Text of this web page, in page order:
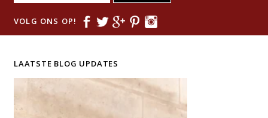
VOLG ONS OP!
LAATSTE BLOG UPDATES